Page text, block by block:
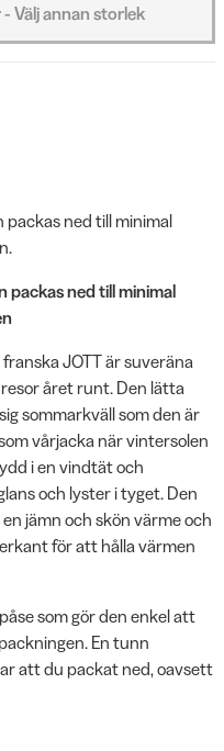
- Välj annan storlek
packas ned till minimal
packas ned till minimal
JOTT är suveräna
året runt. Den lätta
sommarkväll som den är
vårjacka när vintersolen
i en vindtät och
och lyster i tyget. Den
jämn och skön värme och
för att hålla värmen
som gör den enkel att
En tunn
att du packat ned, oavsett